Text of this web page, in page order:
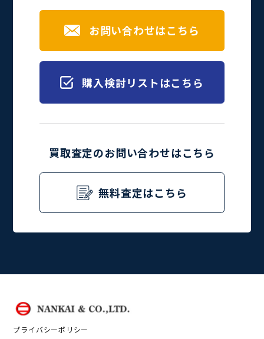
お問い合わせはこちら
購入検討リストはこちら
買取査定のお問い合わせはこちら
無料査定はこちら
プライバシーポリシー